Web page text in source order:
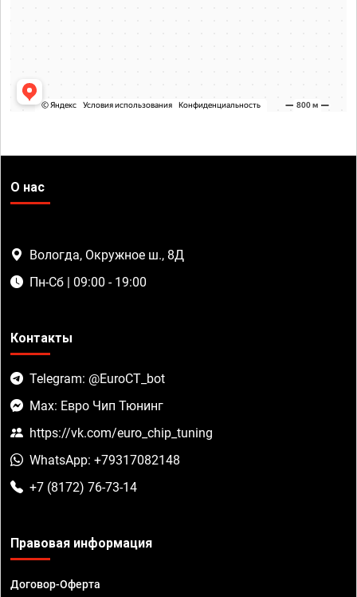
О нас
Вологда, Окружное ш., 8Д
Пн-Сб | 09:00 - 19:00
Контакты
Telegram: @EuroCT_bot
Max: Евро Чип Тюнинг
https://vk.com/euro_chip_tuning
WhatsApp: +79317082148
+7 (8172) 76-73-14
Правовая информация
Договор-Оферта